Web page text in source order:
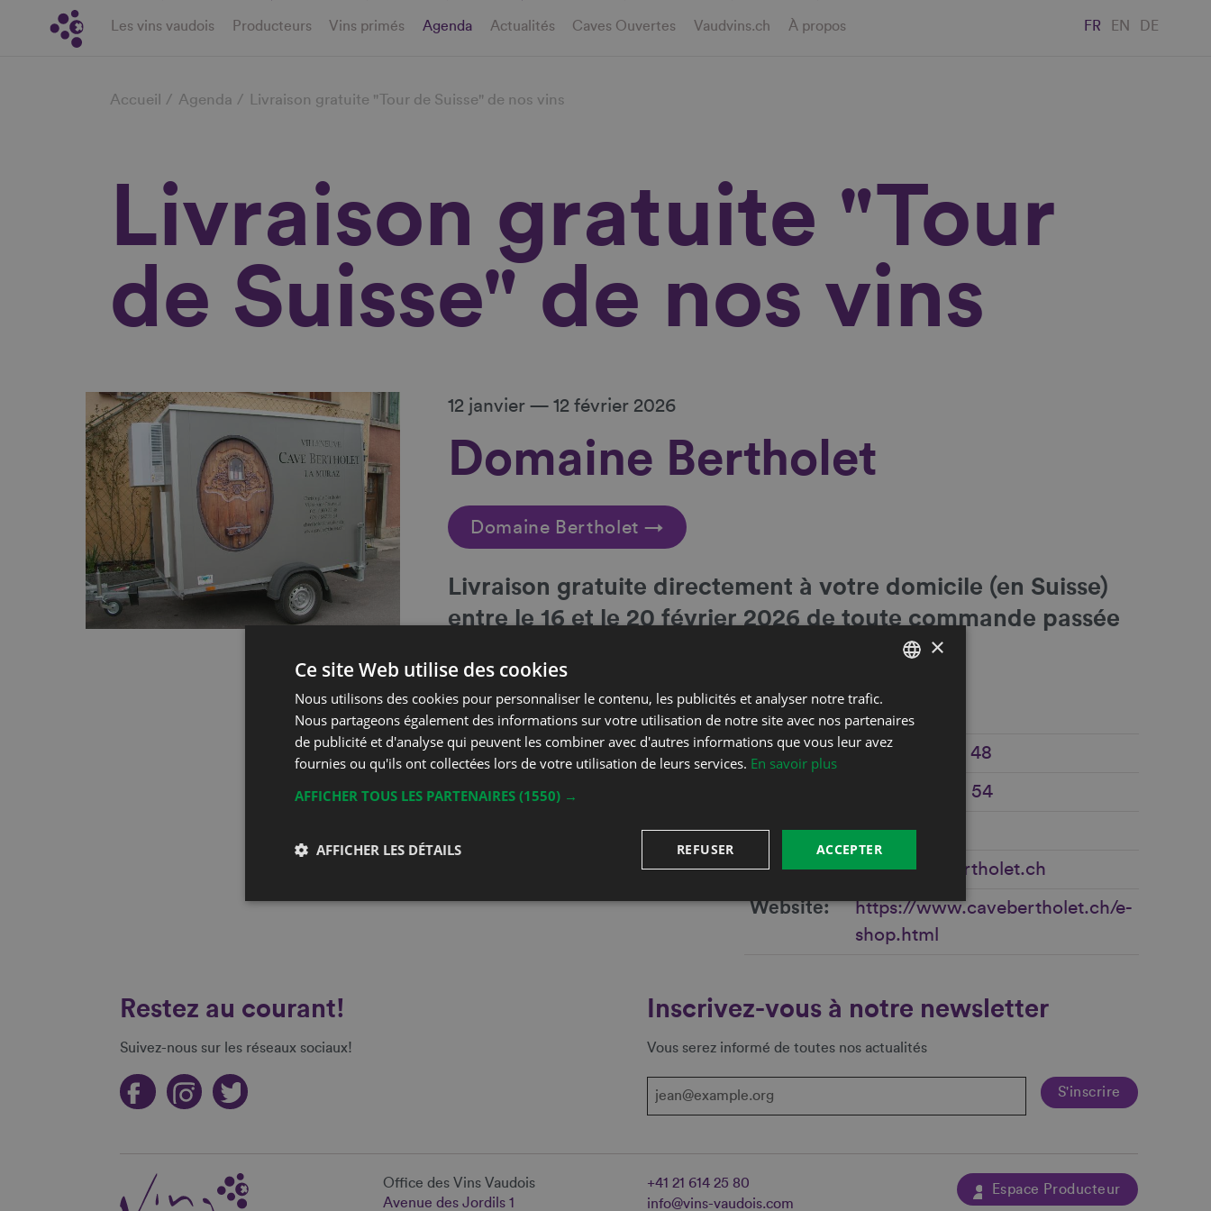
Les vins vaudois Producteurs Vins primés Agenda Actualités Caves Ouvertes Vaudvins.ch À propos FR EN DE
Fil
Accueil Agenda Livraison gratuite "Tour de Suisse" de nos vins
Livraison gratuite "Tour
de Suisse" de nos vins
12 janvier — 12 février 2026
Domaine Bertholet
Domaine Bertholet →
Livraison gratuite directement à votre domicile (en Suisse)
entre le 16 et le 20 février 2026 de toute commande passée
Coordonnées
Christophe Bertholet
Rue des Fortifications 29
1844 Villeneuve
Phone +41 21 960 22 48
+41 79 587 75 54
Fax
E-mail info@cavebertholet.ch
Website
https://www.cavebertholet.ch/e-
shop.html
Restez au courant!
Suivez-nous sur les réseaux sociaux!
Inscrivez-vous à notre newsletter
Vous serez informé de toutes nos actualités
Office des Vins Vaudois
Avenue des Jordils 1
+41 21 614 25 80
info@vins-vaudois.com
Espace Producteur
DEUTSCH
×
Ce site Web utilise des cookies
Nous utilisons des cookies pour personnaliser le contenu, les publicités et analyser notre trafic.
Nous partageons également des informations sur votre utilisation de notre site avec nos partenaires
de publicité et d'analyse qui peuvent les combiner avec d'autres informations que vous leur avez
fournies ou qu'ils ont collectées lors de votre utilisation de leurs services. En savoir plus
AFFICHER TOUS LES PARTENAIRES (1550) →
ACCEPTER
REFUSER
AFFICHER LES DÉTAILS